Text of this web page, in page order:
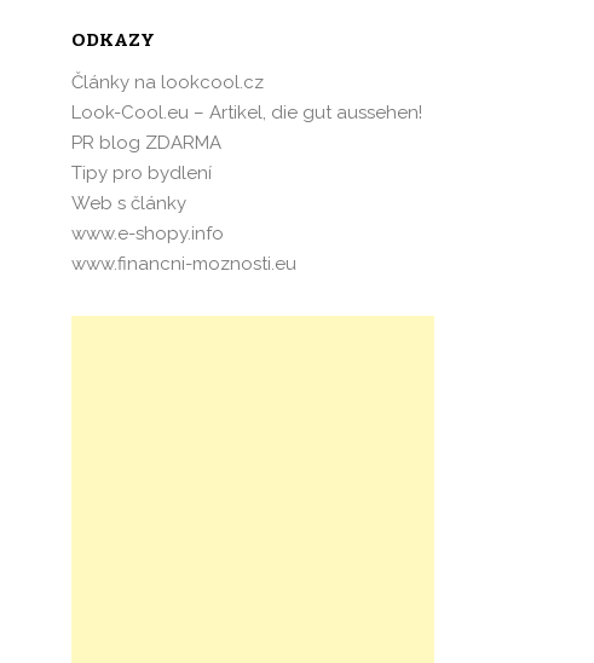
ODKAZY
Články na lookcool.cz
Look-Cool.eu – Artikel, die gut aussehen!
PR blog ZDARMA
Tipy pro bydlení
Web s články
www.e-shopy.info
www.financni-moznosti.eu